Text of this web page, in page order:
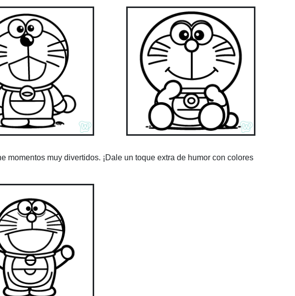
momentos muy divertidos. ¡Dale un toque extra de humor con colores